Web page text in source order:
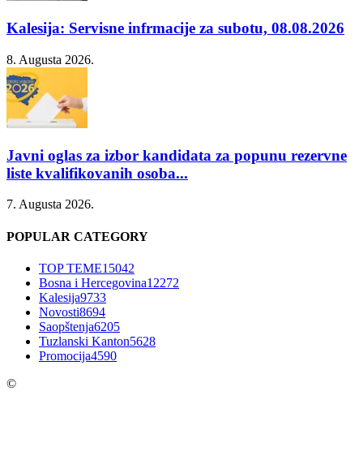
Kalesija: Servisne infrmacije za subotu, 08.08.2026
8. Augusta 2026.
Javni oglas za izbor kandidata za popunu rezervne
liste kvalifikovanih osoba...
7. Augusta 2026.
POPULAR CATEGORY
TOP TEME15042
Bosna i Hercegovina12272
Kalesija9733
Novosti8694
Saopštenja6205
Tuzlanski Kanton5628
Promocija4590
©